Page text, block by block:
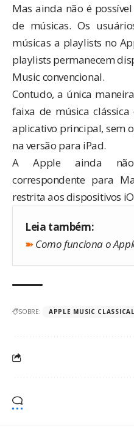
Mas ainda não é
de músicas. Os
músicas a playlists no
playlists permanecem
Music convencional.
Contudo, a única
faixa de música
aplicativo principal, sem
na versão para iPad.
A Apple ainda
correspondente para
restrita aos dispositivos
Leia também:
➽ Como funciona o
SOBRE: APPLE MUSIC CLASSICAL